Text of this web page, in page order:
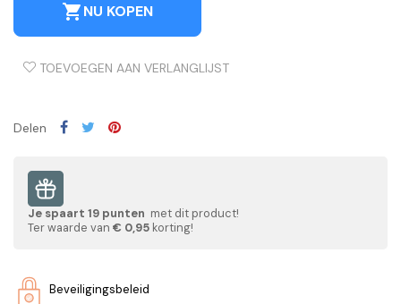
shopping_cartNU KOPEN
TOEVOEGEN AAN VERLANGLIJST
Delen
Je spaart 19 punten met dit product!
Ter waarde van € 0,95 korting!
Beveiligingsbeleid